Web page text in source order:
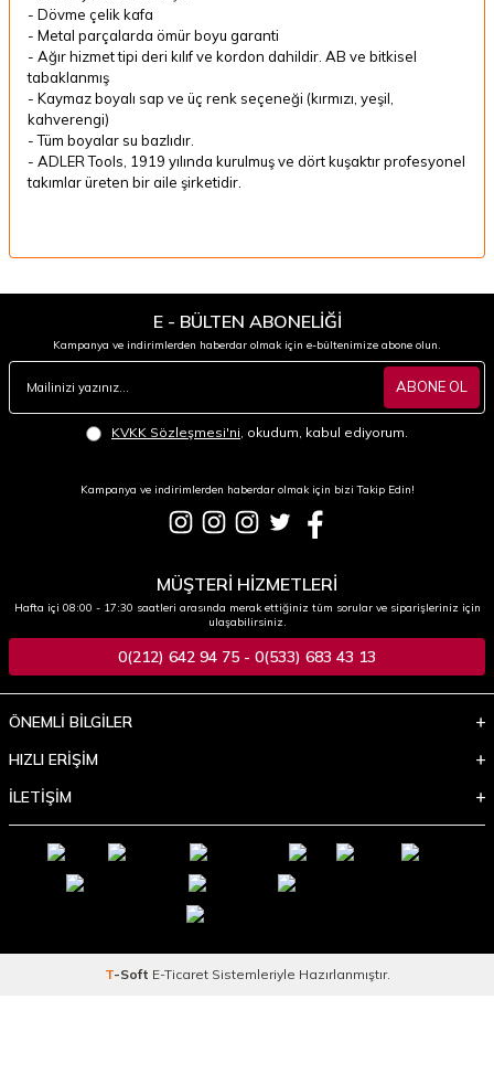
- Dövme çelik kafa
- Metal parçalarda ömür boyu garanti
- Ağır hizmet tipi deri kılıf ve kordon dahildir. AB ve bitkisel
tabaklanmış
- Kaymaz boyalı sap ve üç renk seçeneği (kırmızı, yeşil,
kahverengi)
- Tüm boyalar su bazlıdır.
- ADLER Tools, 1919 yılında kurulmuş ve dört kuşaktır profesyonel
takımlar üreten bir aile şirketidir.
E - BÜLTEN ABONELİĞİ
Kampanya ve indirimlerden haberdar olmak için e-bültenimize abone olun.
ABONE OL
KVKK Sözleşmesi'ni , okudum, kabul ediyorum.
Kampanya ve indirimlerden haberdar olmak için bizi Takip Edin!
MÜŞTERİ HİZMETLERİ
Hafta içi 08:00 - 17:30 saatleri arasında merak ettiğiniz tüm sorular ve siparişleriniz için
ulaşabilirsiniz.
0(212) 642 94 75 - 0(533) 683 43 13
ÖNEMLİ BİLGİLER
HIZLI ERİŞİM
İLETİŞİM
T-Soft E-TicaretSistemleriyle Hazırlanmıştır.